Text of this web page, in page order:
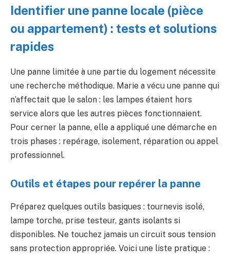
Identifier une panne locale (pièce
ou appartement) : tests et solutions
rapides
Une panne limitée à une partie du logement nécessite
une recherche méthodique. Marie a vécu une panne qui
n’affectait que le salon : les lampes étaient hors
service alors que les autres pièces fonctionnaient.
Pour cerner la panne, elle a appliqué une démarche en
trois phases : repérage, isolement, réparation ou appel
professionnel.
Outils et étapes pour repérer la panne
Préparez quelques outils basiques : tournevis isolé,
lampe torche, prise testeur, gants isolants si
disponibles. Ne touchez jamais un circuit sous tension
sans protection appropriée. Voici une liste pratique :